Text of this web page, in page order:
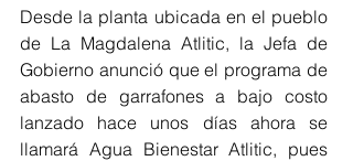
Desde la planta ubicada en el pueblo
de La Magdalena Atlitic, la Jefa de
Gobierno anunció que el programa de
abasto de garrafones a bajo costo
lanzado hace unos días ahora se
llamará Agua Bienestar Atlitic, pues